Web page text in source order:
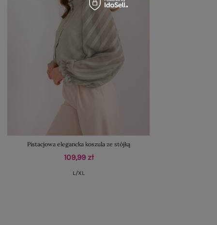
Pistacjowa elegancka koszula ze stójką
109,99 zł
L/XL